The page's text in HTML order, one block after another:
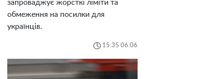
запроваджує жорсткі ліміти та
обмеження на посилки для
українців.
15:35 06.06